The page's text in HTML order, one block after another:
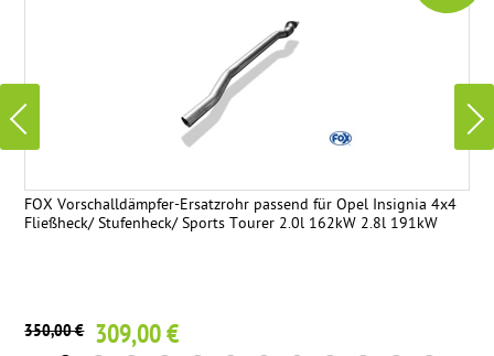
FOX Vorschalldämpfer-Ersatzrohr passend für Opel Insignia 4x4
Fließheck/ Stufenheck/ Sports Tourer 2.0l 162kW 2.8l 191kW
350,00 € 309,00 €